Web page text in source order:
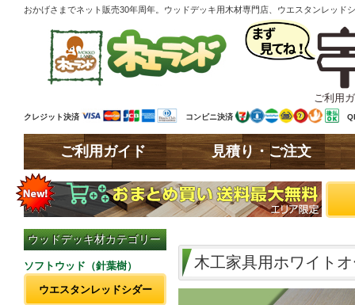
おかげさまでネット販売30年周年。ウッドデッキ用木材専門店、ウエスタンレッ
ご利用
クレジット決済 コンビニ決済
ご利用ガイド 見積り・ご注文
ウッドデッキ材カテゴリー
ソフトウッド（針葉樹）
ウエスタンレッドシダー
木工家具用ホワイト